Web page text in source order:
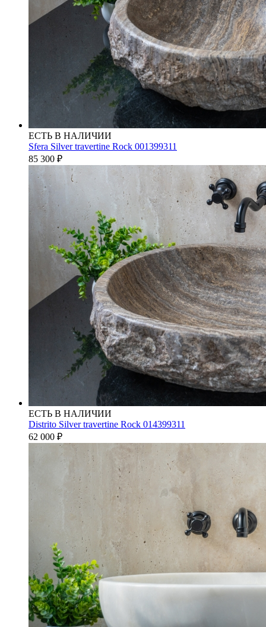
ЕСТЬ В НАЛИЧИИ
Sfera Silver travertine Rock 001399311
85 300 ₽
ЕСТЬ В НАЛИЧИИ
Distrito Silver travertine Rock 014399311
62 000 ₽